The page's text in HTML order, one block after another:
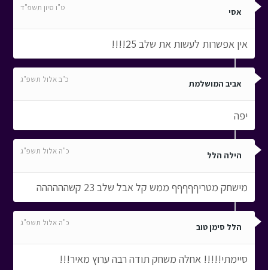
אסי ט"ו סיון תשפ"ד
אין אפשרות לעשות את שלב 25!!!!
אביב המושלמת כ"ב אלול תשפ"ג
יפה
הילה הלל כ"ה אלול תשפ"ג
מישחק מטריףףףףף ממש קל אבל שלב 23 קשהההההה
הלל סימן טוב כ"ה אלול תשפ"ג
סיימתי!!!!! אחלה משחק תודה רבה ערוץ מאיר!!!